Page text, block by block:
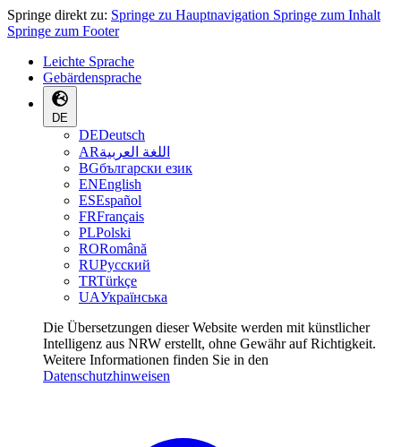
Springe direkt zu: Springe zu Hauptnavigation Springe zum Inhalt
Springe zum Footer
Leichte Sprache
Gebärdensprache
DE
DEDeutsch
ARاللغة العربية
BGбългарски език
ENEnglish
ESEspañol
FRFrançais
PLPolski
RORomână
RUРусский
TRTürkçe
UAУкраїнська
Die Übersetzungen dieser Website werden mit künstlicher
Intelligenz aus NRW erstellt, ohne Gewähr auf Richtigkeit.
Weitere Informationen finden Sie in den
Datenschutzhinweisen